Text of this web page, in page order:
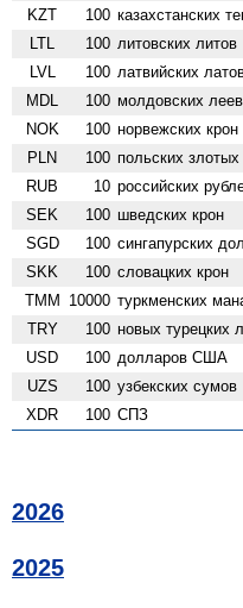
KZT 100 казахстанских
LTL 100 литовских литов
LVL 100 латвийских
MDL 100 молдовских леев
NOK 100 норвежских крон
PLN 100 польских злотых
RUB 10 российских
SEK 100 шведских крон
SGD 100 сингапурских
SKK 100 словацких крон
TMM 10000 туркменских
TRY 100 новых турецких
USD 100 долларов США
UZS 100 узбекских сумов
XDR 100 СПЗ
2026
2025